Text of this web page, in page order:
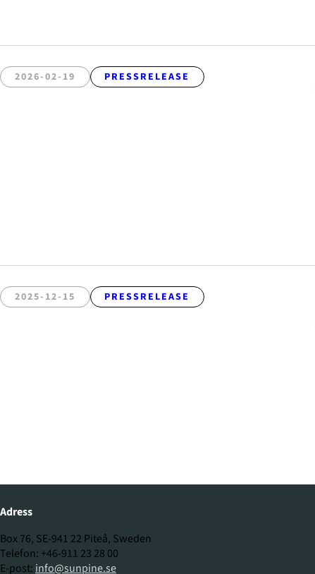
2026-02-19 PRESSRELEASE
2025-12-15 PRESSRELEASE
Adress
Box 76, SE-941 22 Piteå, Sweden
Telefon: +46-911 23 28 00
E-post: info@sunpine.se